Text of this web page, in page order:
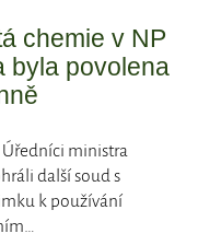
chemie v NP
byla povolena
Úředníci ministra
další soud s
k používání